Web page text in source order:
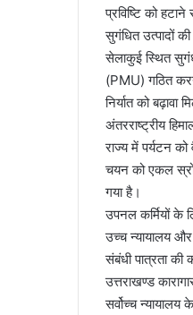
प्रविष्टि को
सुगंधित उत्पादों
सेलाकुई स्थित
(PMU) गठित
निर्यात को बढ़ावा
अंतरराष्ट्रीय
राज्य में पर्यटन
चयन को एकल
गया है।
उपनल कर्मियों के
उच्च न्यायालय
संबंधी पात्रता
उत्तराखण्ड
सर्वोच्च